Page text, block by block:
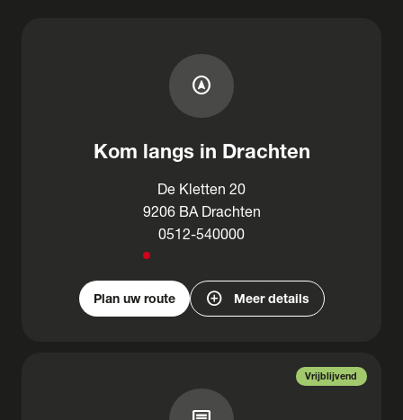
assistant_navigation
Kom langs in Drachten
De Kletten 20
9206 BA Drachten
0512-540000
Plan uw route add_circle Meer details
Vrijblijvend